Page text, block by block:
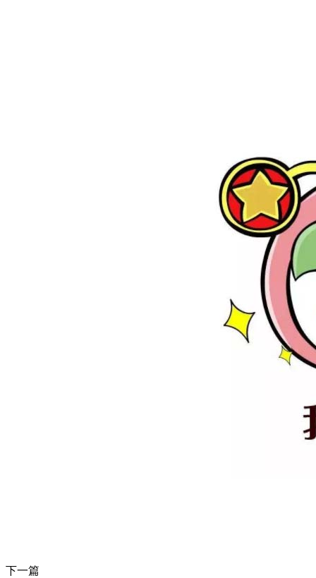
下一篇